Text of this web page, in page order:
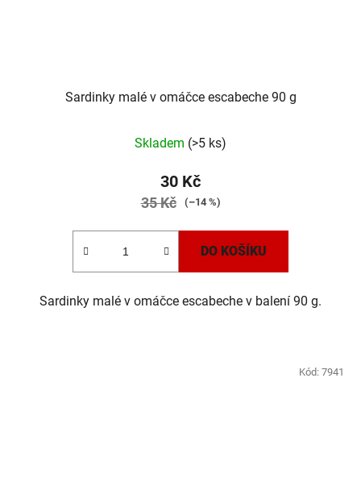
Sardinky malé v omáčce escabeche 90 g
Skladem (>5 ks)
30 Kč
35 Kč (–14 %)
DO KOŠÍKU
Sardinky malé v omáčce escabeche v balení 90 g.
Kód: 7941